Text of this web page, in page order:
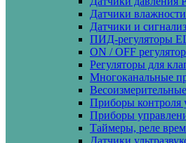
Датчики
Датчики и
ПИД-регуляторы
ON / OFF
Регуляторы для
Многоканальные
Приборы контроля
Приборы
Таймеры, реле
Датчики